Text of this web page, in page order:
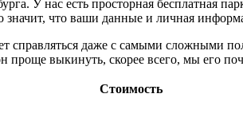
У нас есть просторная бесплатная
что ваши данные и личная
справляться даже с самыми сложными
проще выкинуть, скорее всего, мы его
Стоимость